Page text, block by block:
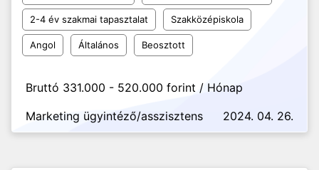
2-4 év szakmai tapasztalat Szakközépiskola
Angol Általános Beosztott
Bruttó 331.000 - 520.000 forint / Hónap
Marketing ügyintéző/asszisztens
2024. 04. 26.